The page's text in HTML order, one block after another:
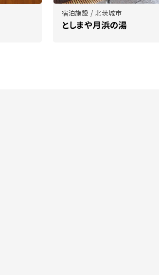
宿泊施設 / 北茨城市
としまや月浜の湯